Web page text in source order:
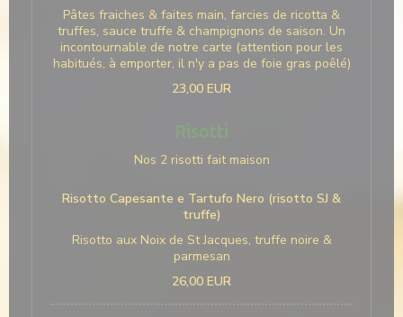
Pâtes fraiches & faites main, farcies de ricotta &
truffes, sauce truffe & champignons de saison. Un
incontournable de notre carte (attention pour les
habitués, à emporter, il n'y a pas de foie gras poêlé)
23,00 EUR
Nos 2 risotti fait maison
Risotto Capesante e Tartufo Nero (risotto SJ &
truffe)
Risotto aux Noix de St Jacques, truffe noire &
parmesan
26,00 EUR